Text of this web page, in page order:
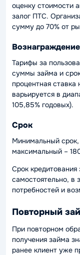
оценку стоимости
залог ПТС.
сумму до 70% от
Вознаграждение
Тарифы за
суммы займа и
процентная
варьируется в
105,85% годовых).
Срок
Минимальный срок,
максимальный –
Срок
самостоятельно, в
потребностей и
Повторный
При повторном
получения займа
ранее клиент уже